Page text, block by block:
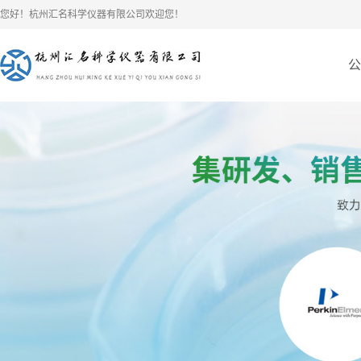
您好！杭州汇名科学仪器有限公司欢迎您！